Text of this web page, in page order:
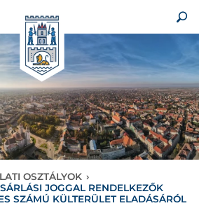
OSZTÁLYOK ›
JOGGAL RENDELKEZŐK
SZÁMÚ KÜLTERÜLET ELADÁSÁRÓL